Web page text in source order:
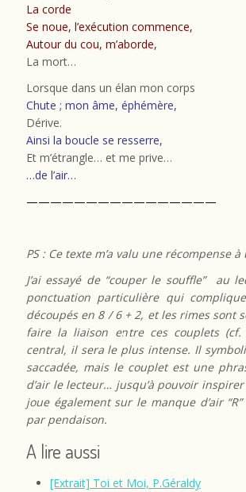
La corde
Se noue, l’exécution commence,
Autour du cou, m’aborde,
La mort…
Lorsque dans un élan mon corps
Chute ; mon âme, éphémère,
Dérive.
Ainsi la boucle se resserre,
Et m’étrangle… et me prive…
…de l’air…
————————————————
PS : Ce texte m’a valu une récompense
J’ai essayé de “couper le souffle” au
ponctuation particulière qui
découpés en 8 / 6 + 2, et les rimes sont
faire la liaison entre ces couplets (cf.
central, il sera le plus intense. Il
saccadée, mais le couplet est une
d’air le lecteur… jusqu’à pouvoir inspirer
joue également sur le manque d’air
par pendaison.
A lire aussi
[Extrait] Toi et Moi, P.Géraldy